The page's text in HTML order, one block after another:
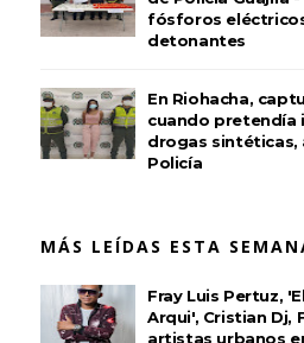
fósforos
detonantes
En Riohacha,
cuando pretendía
drogas sintéticas,
Policía
MÁS LEÍDAS ESTA
Fray Luis Pertuz,
Arqui', Cristian Dj,
artistas urbanos